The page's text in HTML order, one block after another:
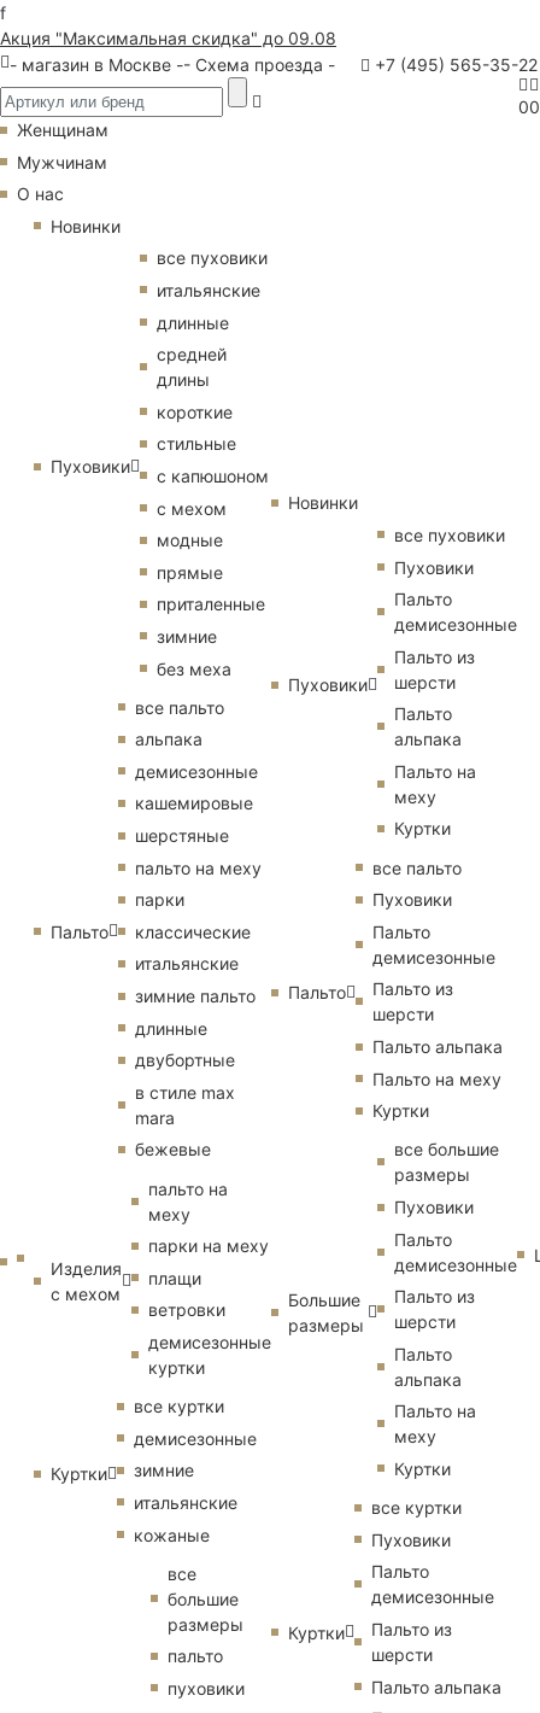
f
Акция "Максимальная скидка" до 09.08
- магазин в Москве -- Схема проезда - +7 (495) 565-35-22
00
Женщинам
Мужчинам
О нас
Новинки
Пуховики
все пуховики
итальянские
длинные
средней
длины
короткие
стильные
с капюшоном
с мехом
модные
прямые
приталенные
зимние
без меха
Пальто
все пальто
альпака
демисезонные
кашемировые
шерстяные
пальто на меху
парки
классические
итальянские
зимние пальто
длинные
двубортные
в стиле max
mara
бежевые
Изделия
с мехом
пальто на
меху
парки на меху
плащи
ветровки
демисезонные
куртки
Куртки
все куртки
демисезонные
зимние
итальянские
кожаные
все
большие
размеры
пальто
пуховики
Новинки
Пуховики
все пуховики
Пуховики
Пальто
демисезонные
Пальто из
шерсти
Пальто
альпака
Пальто на
меху
Куртки
Пальто
все пальто
Пуховики
Пальто
демисезонные
Пальто из
шерсти
Пальто альпака
Пальто на меху
Куртки
Большие
размеры
все большие
размеры
Пуховики
Пальто
демисезонные
Пальто из
шерсти
Пальто
альпака
Пальто на
меху
Куртки
Куртки
все куртки
Пуховики
Пальто
демисезонные
Пальто из
шерсти
Пальто альпака